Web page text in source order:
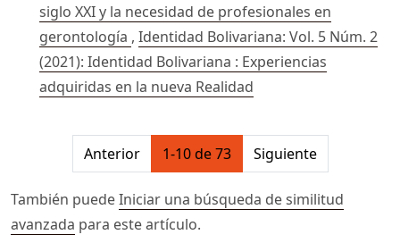
siglo XXI y la necesidad de profesionales en
gerontología , Identidad Bolivariana: Vol. 5 Núm. 2
(2021): Identidad Bolivariana : Experiencias
adquiridas en la nueva Realidad
##issue.pagination##
Anterior 1-10 de 73 Siguiente
También puedeIniciar una búsqueda de similitud
avanzada para este artículo.